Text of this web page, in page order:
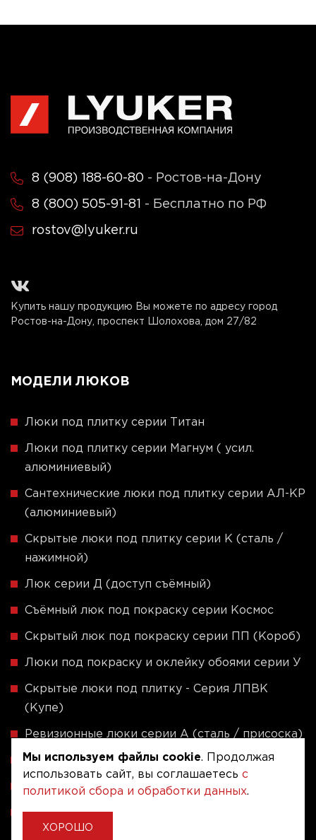
8 (908) 188-60-80 - Ростов-на-Дону
8 (800) 505-91-81 - Бесплатно по РФ
rostov@lyuker.ru
Купить нашу продукцию Вы можете по адресу город
Ростов-на-Дону, проспект Шолохова, дом 27/82
МОДЕЛИ ЛЮКОВ
Люки под плитку серии Титан
Люки под плитку серии Магнум ( усил.
алюминиевый)
Сантехнические люки под плитку серии АЛ-КР
(алюминиевый)
Скрытые люки под плитку серии K (сталь /
нажимной)
Люк серии Д (доступ съёмный)
Съёмный люк под покраску серии Космос
Скрытый люк под покраску серии ПП (Короб)
Люки под покраску и оклейку обоями серии У
Скрытые люки под плитку - Серия ЛПВК
(Купе)
Ревизионные люки серии A (сталь / присоска)
Напольные люки серии ФЛЮР
Рассчитать люк по индивидуальным размерам
Алюминиевые люки невидимки - Серия АЛР
(присоска)
Мы используем файлы cookie. Продолжая
использовать сайт, вы соглашаетесь с
политикой сбора и обработки данных.
ХОРОШО